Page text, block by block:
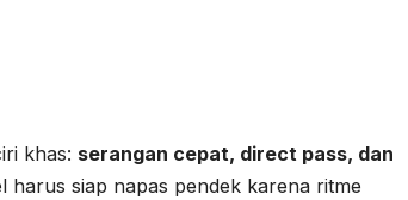
khas: serangan cepat, direct pass, dan
harus siap napas pendek karena ritme